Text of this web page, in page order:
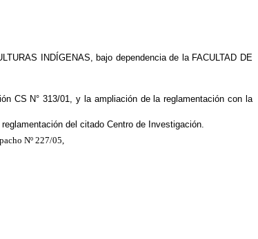
INDÍGENAS, bajo dependencia de la FACULTAD DE
CS N° 313/01, y la ampliación de la reglamentación con la
del citado Centro de Investigación.
Nº 227/05,